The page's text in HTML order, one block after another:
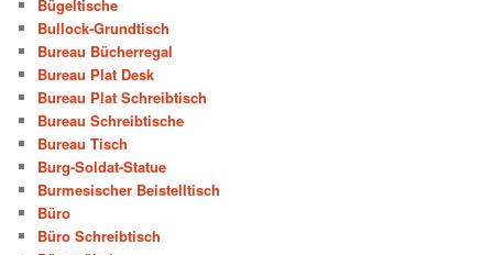
Bügeltische
Bullock-Grundtisch
Bureau Bücherregal
Bureau Plat Desk
Bureau Plat Schreibtisch
Bureau Schreibtische
Bureau Tisch
Burg-Soldat-Statue
Burmesischer Beistelltisch
Büro
Büro Schreibtisch